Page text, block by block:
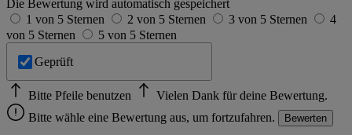
Die Bewertung wird automatisch gespeichert
1 von 5 Sternen
2 von 5 Sternen 3 von 5 Sternen
4
von 5 Sternen
5 von 5 Sternen
Geprüft
Bitte Pfeile benutzen
Vielen Dank für deine Bewertung.
Bitte wähle eine Bewertung aus, um fortzufahren.
Bewerten